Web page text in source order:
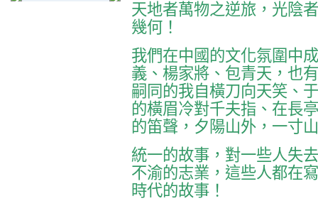
天地者萬物之逆旅，光陰
幾何！
我們在中國的文化氛圍中
義、楊家將、包青天，也
嗣同的我自橫刀向天笑、
的橫眉冷對千夫指、在長
的笛聲，夕陽山外，一寸
統一的故事，對一些人失
不渝的志業，這些人都在
時代的故事！